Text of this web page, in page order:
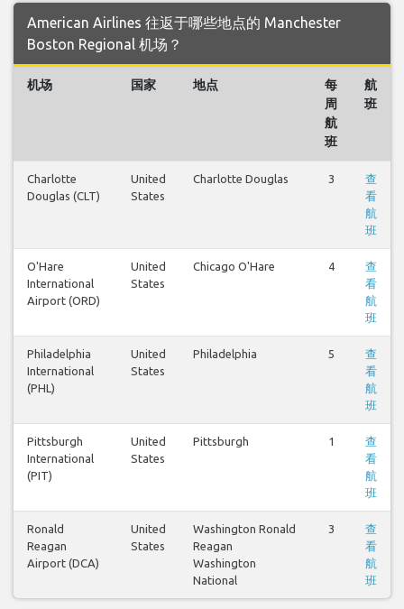
American Airlines 往返于哪些地点的 Manchester
Boston Regional 机场？
机场 国家 地点
每
周
航
班
航
班
Charlotte
Douglas (CLT)
United
States
Charlotte Douglas 3
查
看
航
班
O'Hare
International
Airport (ORD)
United
States
Chicago O'Hare 4
查
看
航
班
Philadelphia
International
(PHL)
United
States
Philadelphia 5
查
看
航
班
Pittsburgh
International
(PIT)
United
States
Pittsburgh 1
查
看
航
班
Ronald
Reagan
Airport (DCA)
United
States
Washington Ronald
Reagan
Washington
National
3
查
看
航
班